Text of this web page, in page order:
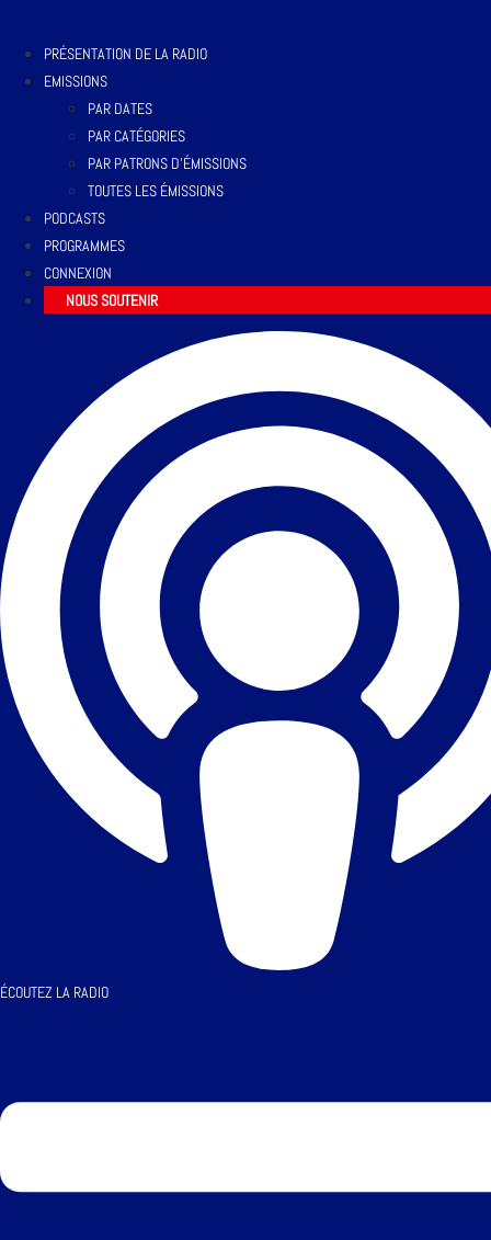
PRÉSENTATION DE LA RADIO
EMISSIONS
PAR DATES
PAR CATÉGORIES
PAR PATRONS D’ÉMISSIONS
TOUTES LES ÉMISSIONS
PODCASTS
PROGRAMMES
CONNEXION
NOUS SOUTENIR
ÉCOUTEZ LA RADIO